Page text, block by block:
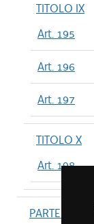
TITOLO IX
Art. 195
Art. 196
Art. 197
TITOLO X
Art. 198
PARTE IV